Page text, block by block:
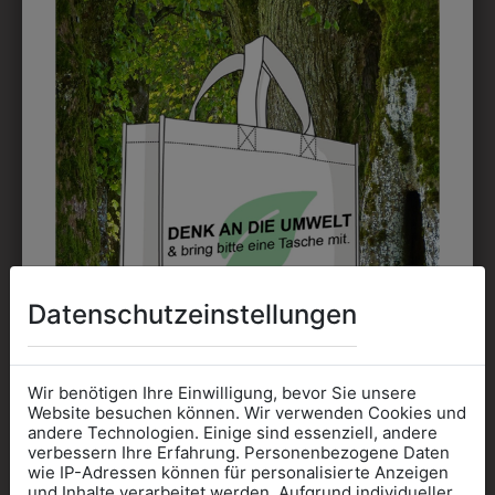
STICK
Ab 1 Stück möglich in vielen Farben. 5mm ist
Mindesthöhe bei einem Schriftzug. Für Logos und
Namen optimal. Waschbar bis zu 95°C.
EMBLEM
Kann gestickt oder bedruckt werden. Sehr vielseitig
einsetzbar und beim Sticken wieder ab 1 Stück
möglich.
DRUCK
Perfekt für große Logos und für kleine Details, jedoch
kostet jede Farbe extra und ist erst ab 12 Stück
möglich. Waschbar bis zu 60°C.
Datenschutzeinstellungen
Wir benötigen Ihre Einwilligung, bevor Sie unsere
Website besuchen können. Wir verwenden Cookies und
andere Technologien. Einige sind essenziell, andere
verbessern Ihre Erfahrung. Personenbezogene Daten
wie IP-Adressen können für personalisierte Anzeigen